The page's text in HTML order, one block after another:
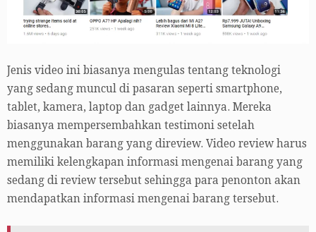
Jenis video ini biasanya mengulas tentang teknologi
yang sedang muncul di pasaran seperti smartphone,
tablet, kamera, laptop dan gadget lainnya. Mereka
biasanya mempersembahkan testimoni setelah
menggunakan barang yang direview. Video review harus
memiliki kelengkapan informasi mengenai barang yang
sedang di review tersebut sehingga para penonton akan
mendapatkan informasi mengenai barang tersebut.